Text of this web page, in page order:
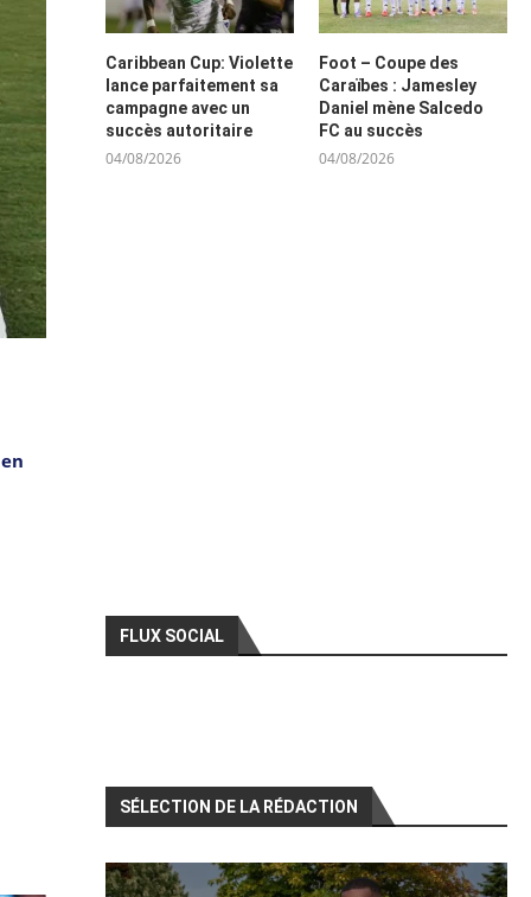
Caribbean Cup: Violette
lance parfaitement sa
campagne avec un
succès autoritaire
04/08/2026
Foot – Coupe des
Caraïbes : Jamesley
Daniel mène Salcedo
FC au succès
04/08/2026
FLUX SOCIAL
SÉLECTION DE LA RÉDACTION